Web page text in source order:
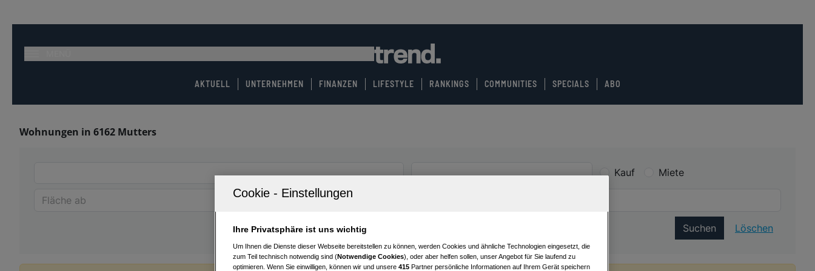
AKTUELL UNTERNEHMEN FINANZEN LIFESTYLE RANKINGS COMMUNITIES SPECIALS ABO
Wohnungen in 6162 Mutters
Kauf Miete
Suchen Löschen
Ihre Privatsphäre ist uns wichtig
Um Ihnen die Dienste dieser Webseite bereitstellen zu können, werden Cookies und ähnliche Technologien eingesetzt, die
zum Teil technisch notwendig sind (Notwendige Cookies), oder aber helfen sollen, unser Angebot für Sie laufend zu
optimieren. Wenn Sie einwilligen, können wir und unsere 415 Partner persönliche Informationen auf Ihrem Gerät speichern